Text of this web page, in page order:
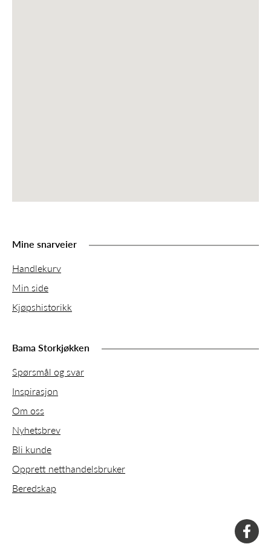
Mine snarveier
Handlekurv
Min side
Kjøpshistorikk
Bama Storkjøkken
Spørsmål og svar
Inspirasjon
Om oss
Nyhetsbrev
Bli kunde
Opprett netthandelsbruker
Beredskap